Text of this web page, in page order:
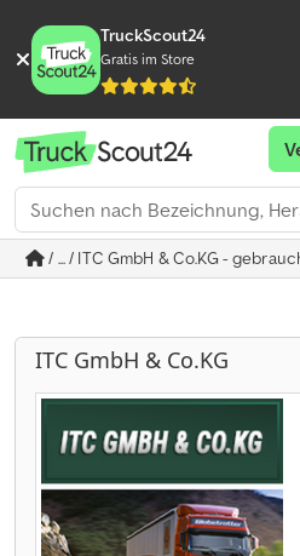
TruckScout24
Gratis im Store
/ ... / ITC GmbH & Co.KG -
ITC GmbH & Co.KG